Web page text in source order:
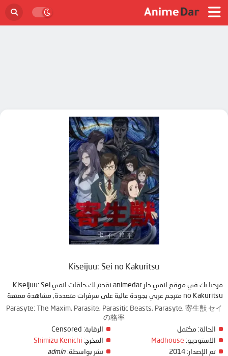
Kiseijuu: Sei no Kakuritsu
مرحبا بك في موقع انمي دار animedar نقدم لك حلقات انمي Kiseijuu: Sei
no Kakuritsu مترجم عربي بجودة عالية على سرفرات متعددة, مشاهدة ممتعة
Parasyte: The Maxim, Parasite, Parasitic Beasts, Parasyte, 寄生獣 セイ
の格率
الحالة: مكتمل
الاستوديو: Madhouse
تم الإصدار:
الرقابة:
المخرج: Shimizu Kenichi
نشر بواسطة: admin